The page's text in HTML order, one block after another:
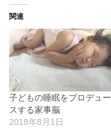
関連
子どもの睡眠をプロデュー
スする家事脳
2018年8月1日